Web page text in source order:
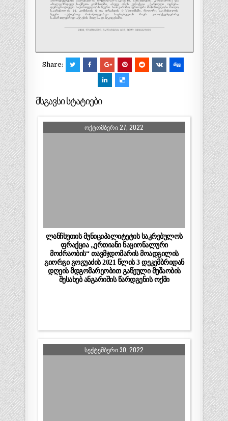
Share:
მსგავსი სტატიები
ᲝᲥᲢᲝᲛᲑᲔᲠᲘ 27, 2022
ლანჩხუთის მუნიციპალიტეტის საკრებულოს
ფრაქცია „ერთიანი ნაციონალური
მოძრაობის“ თავმჯდომარის მოადგილის
გიორგი გოგუაძის 2021 წლის 3 დეკემბრიდან
დღეის მდგომარეობით გაწეული მუშაობის
შესახებ ანგარიშის წარდგენის ოქმი
ᲡᲔᲥᲢᲔᲛᲑᲔᲠᲘ 30, 2022